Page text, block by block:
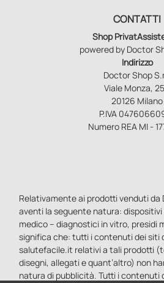
CONTATTI
Shop
powered by Doctor
Indirizzo
Doctor Shop
Viale Monza,
20126 Milano
P.IVA
Numero REA MI -
Relativamente ai prodotti venduti da
aventi la seguente natura:
medico – diagnostici in vitro, presidi
significa che: tutti i contenuti dei siti
salutefacile.it relativi a tali prodotti
disegni, allegati e quant’altro) non
natura di pubblicità. Tutti i contenuti